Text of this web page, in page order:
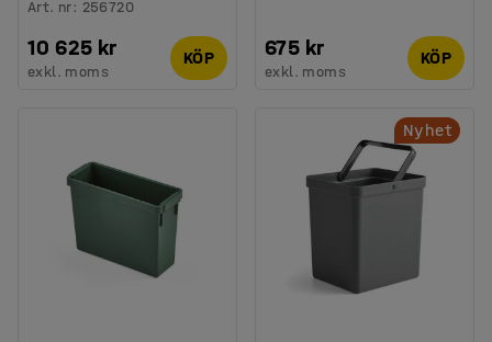
Art. nr: 256720
10 625 kr
exkl. moms
KÖP 675 kr
exkl. moms
KÖP
Nyhet